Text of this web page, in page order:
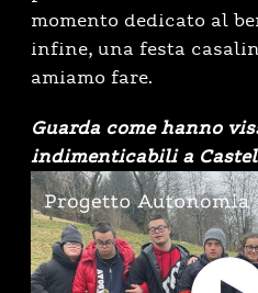
momento dedicato al
infine, una festa
amiamo fare.
Guarda come hanno
indimenticabili a